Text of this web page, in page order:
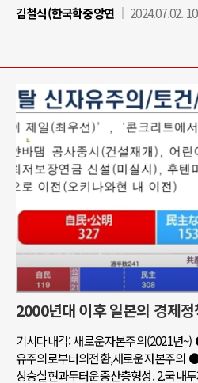
김철식(한국학중앙연
2024.07.02.
2000년대 이후 일본의 경제
기시다내각: 새로운자본주의(2021년
유주의로부터의전환,새로운자본주의
상승실현과두터운중산층형성. 2.국내